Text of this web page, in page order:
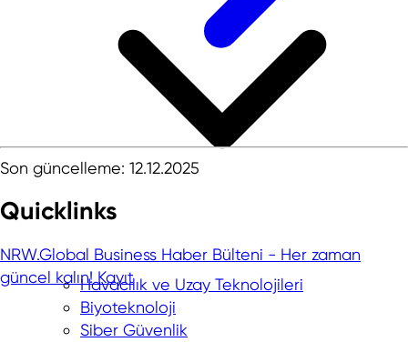
Havacılık ve Uzay Teknolojileri
Biyoteknoloji
Siber Güvenlik
Son güncelleme: 12.12.2025
Quicklinks
NRW.Global Business Haber Bülteni - Her zaman
güncel kalın!Kayıt